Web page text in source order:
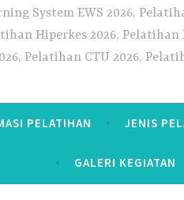
System EWS 2026,
Hiperkes 2026,
Pelatihan CTU 2026,
PELATIHAN JENIS
GALERI KEGIATAN